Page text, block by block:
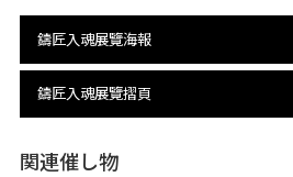
鑄匠入魂展覽海報
鑄匠入魂展覽摺頁
関連催し物